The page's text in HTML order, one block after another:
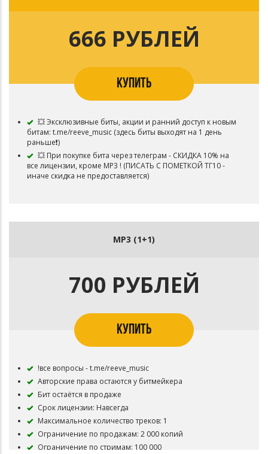
666 РУБЛЕЙ
КУПИТЬ
💥 Эксклюзивные биты, акции и ранний доступ к новым
битам: t.me/reeve_music (здесь биты выходят на 1 день
раньше❗️)
💥 При покупке бита через телеграм - СКИДКА 10% на
все лицензии, кроме MP3 ! (ПИСАТЬ С ПОМЕТКОЙ ТГ10 -
иначе скидка не предоставляется)
MP3 (1+1)
700 РУБЛЕЙ
КУПИТЬ
!все вопросы - t.me/reeve_music
Авторские права остаются у битмейкера
Бит остаётся в продаже
Срок лицензии: Навсегда
Максимальное количество треков: 1
Ограничение по продажам: 2 000 копий
Ограничение по стримам: 100 000